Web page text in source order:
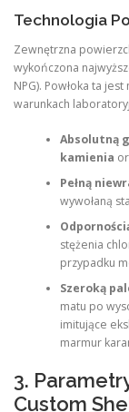
Technologia
Zewnętrzna
wykończona
NPG). Powłoka ta
warunkach
Absolutną
kamienia
Pełną
wywołaną
stężenia
przypadku
Szeroką
matu po
imitujące
marmur
3.
Custom